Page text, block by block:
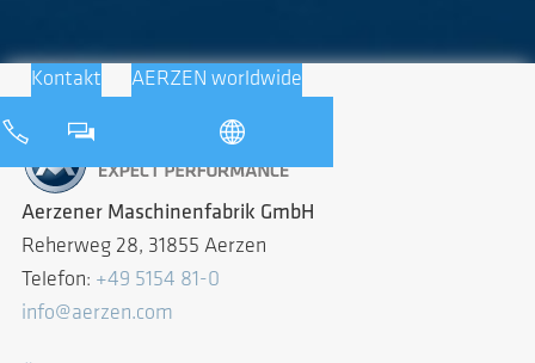
Kontakt AERZEN worldwide
Aerzener Maschinenfabrik GmbH
Reherweg 28, 31855 Aerzen
Telefon: +49 5154 81-0
info@aerzen.com